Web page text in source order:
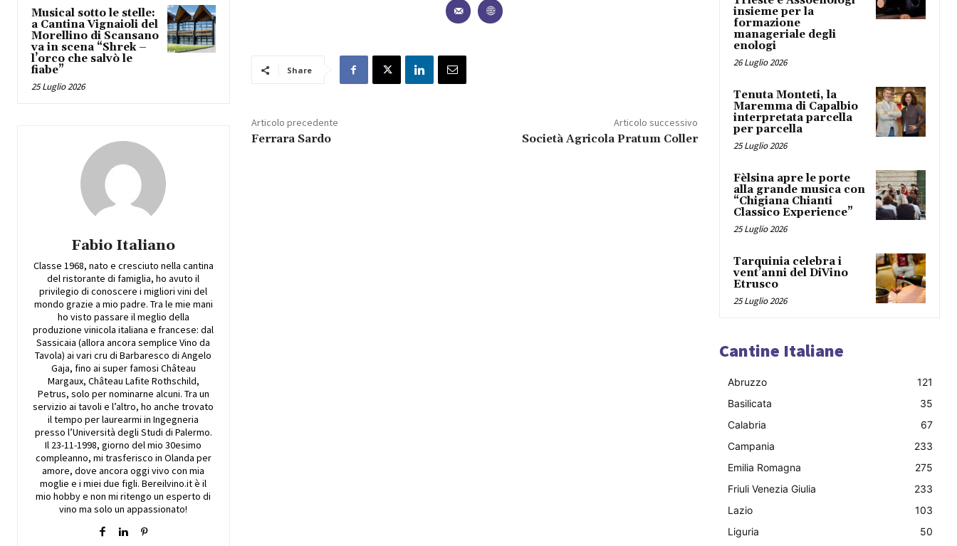
Musical sotto le stelle:
a Cantina Vignaioli del
Morellino di Scansano
va in scena “Shrek –
l’orco che salvò le
fiabe”
25 Luglio 2026
Fabio Italiano
Classe 1968, nato e cresciuto nella cantina
del ristorante di famiglia, ho avuto il
privilegio di conoscere i migliori vini del
mondo grazie a mio padre. Tra le mie mani
ho visto passare il meglio della
produzione vinicola italiana e francese: dal
Sassicaia (allora ancora semplice Vino da
Tavola) ai vari cru di Barbaresco di Angelo
Gaja, fino ai super famosi Château
Margaux, Château Lafite Rothschild,
Petrus, solo per nominarne alcuni. Tra un
servizio ai tavoli e l’altro, ho anche trovato
il tempo per laurearmi in Ingegneria
presso l’Università degli Studi di Palermo.
Il 23-11-1998, giorno del mio 30esimo
compleanno, mi trasferisco in Olanda per
amore, dove ancora oggi vivo con mia
moglie e i miei due figli. Bereilvino.it è il
mio hobby e non mi ritengo un esperto di
vino ma solo un appassionato!
Share
Articolo precedente
Ferrara Sardo
Articolo successivo
Società Agricola Pratum Coller
insieme per la
formazione
manageriale degli
enologi
26 Luglio 2026
Tenuta Monteti, la
Maremma di Capalbio
interpretata parcella
per parcella
25 Luglio 2026
Fèlsina apre le porte
alla grande musica con
“Chigiana Chianti
Classico Experience”
25 Luglio 2026
Tarquinia celebra i
vent’anni del DiVino
Etrusco
25 Luglio 2026
Cantine Italiane
Abruzzo
121
Basilicata
35
Calabria
67
Campania
233
Emilia Romagna
275
Friuli Venezia Giulia
233
Lazio
103
Liguria
50